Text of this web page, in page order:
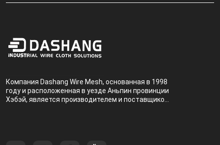
Компания Dashang Wire Mesh, основанная в 1998
году и расположенная в уезде Аньпин провинции
Хэбэй, является производителем и поставщиком,